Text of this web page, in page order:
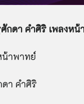
กดา คำศิริ เพลงหน้
น้าพาทย์
ดา คำศิริ